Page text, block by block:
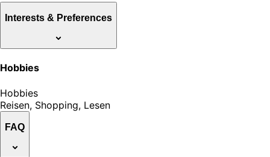
Interests & Preferences
Hobbies
Hobbies
Reisen, Shopping, Lesen
FAQ